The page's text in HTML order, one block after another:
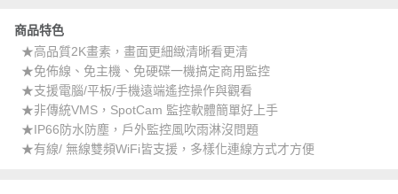
商品特色
★高品質2K畫素，畫面更細緻清晰看更清
★免佈線、免主機、免硬碟一機搞定商用監控
★支援電腦/平板/手機遠端遙控操作與觀看
★非傳統VMS，SpotCam 監控軟體簡單好上手
★IP66防水防塵，戶外監控風吹雨淋沒問題
★有線/ 無線雙頻WiFi皆支援，多樣化連線方式才方便